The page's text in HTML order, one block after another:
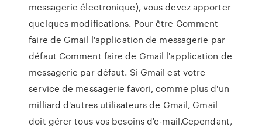
messagerie électronique), vous devez apporter
quelques modifications. Pour être Comment
faire de Gmail l'application de messagerie par
défaut Comment faire de Gmail l'application de
messagerie par défaut. Si Gmail est votre
service de messagerie favori, comme plus d'un
milliard d'autres utilisateurs de Gmail, Gmail
doit gérer tous vos besoins d'e-mail.Cependant,